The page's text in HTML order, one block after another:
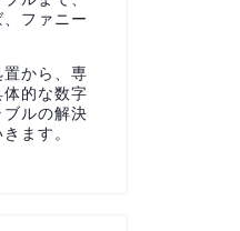
、ファニー
から、専
的な数字
ルの解決
ます。